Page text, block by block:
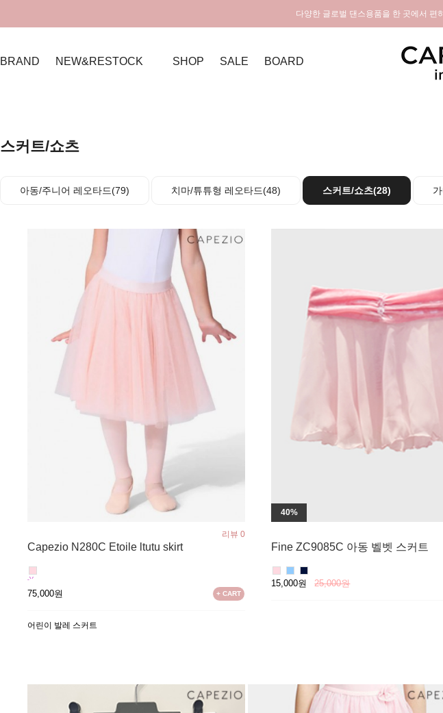
다양한 글로벌 댄스용품을 한 곳에서 편
BRAND NEW&RESTOCK SHOP SALE BOARD
스커트/쇼츠
아동/주니어 레오타드(79) 치마/튜튜형 레오타드(48) 스커트/쇼츠(28)
리뷰 0
Capezio N280C Etoile ltutu skirt
75,000원 + CART
어린이 발레 스커트
40%
Fine ZC9085C 아동 벨벳 스커트
15,000원 25,000원